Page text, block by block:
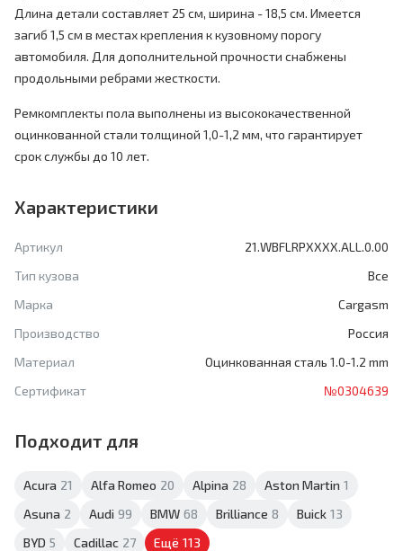
Длина детали составляет 25 см, ширина - 18,5 см. Имеется
загиб 1,5 см в местах крепления к кузовному порогу
автомобиля. Для дополнительной прочности снабжены
продольными ребрами жесткости.
Ремкомплекты пола выполнены из высококачественной
оцинкованной стали толщиной 1,0-1,2 мм, что гарантирует
срок службы до 10 лет.
Характеристики
Артикул
21.WBFLRPXXXX.ALL.0.00
Тип кузова
Все
Марка
Cargasm
Производство
Россия
Материал
Оцинкованная сталь 1.0-1.2 mm
Сертификат
№0304639
Подходит для
Acura 21 Alfa Romeo 20 Alpina 28 Aston Martin 1
Asuna 2 Audi 99 BMW 68 Brilliance 8 Buick 13
BYD 5 Cadillac 27 Ещё 113